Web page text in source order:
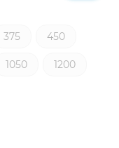
375 450
1050 1200